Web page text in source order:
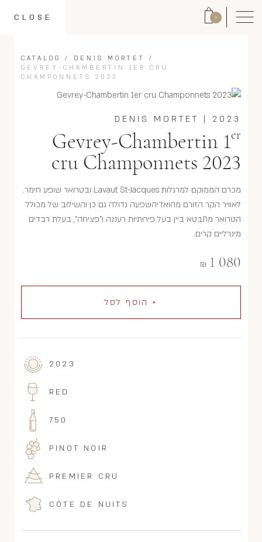
0
CLOSE
CATALOG / DENIS MORTET
/
GEVREY-CHAMBERTIN 1ER CRU
CHAMPONNETS 2023
2023
|
DENIS MORTET
Gevrey-Chambertin 1er
cru Champonnets 2023
מכרם הממוקם למרגלות Lavaut St-Jacques ובטרואר שופע חימר.
לאוויר הקר הזורם מהואדיהשפעה גדולה גם כן והשילוב של מכולל
הטרואר מתבטא ביין בעל פירותיות רעננה ו"פציחה", בעלת רבדים
מינרליים קרים.
1 080
₪
+ הוסף לסל
2023
RED
750
PINOT NOIR
PREMIER CRU
CÔTE DE NUITS